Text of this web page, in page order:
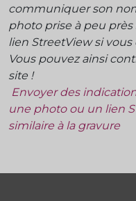
communiquer son
photo prise à peu
lien StreetView si
Vous pouvez ainsi
site !
Envoyer des
une photo ou un lien
similaire à la gravure